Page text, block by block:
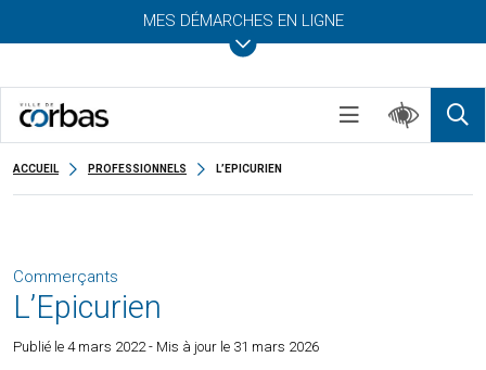
MES DÉMARCHES EN LIGNE
ACCUEIL PROFESSIONNELS L’EPICURIEN
Commerçants
L’Epicurien
Publié le 4 mars 2022- Mis à jour le 31 mars 2026